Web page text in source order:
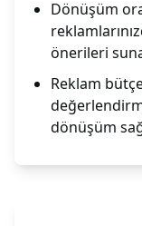
Dönüşüm
önerileri
Reklam
dönüşüm